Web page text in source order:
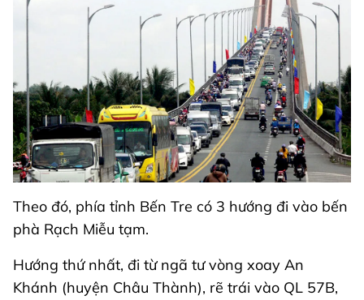
Theo đó, phía tỉnh Bến Tre có 3 hướng đi vào bến
phà Rạch Miễu tạm.
Hướng thứ nhất, đi từ ngã tư vòng xoay An
Khánh (huyện Châu Thành), rẽ trái vào QL 57B,